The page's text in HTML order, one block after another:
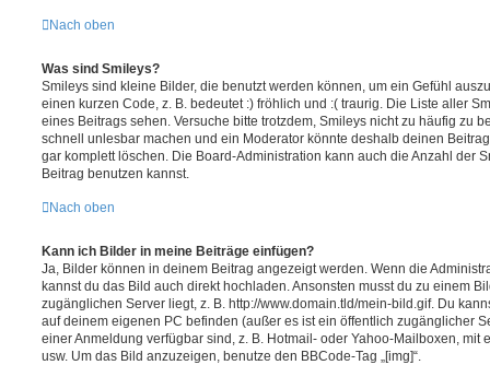
Nach oben
Was sind Smileys?
Smileys sind kleine Bilder, die benutzt werden können, um ein Gefühl
einen kurzen Code, z. B. bedeutet :) fröhlich und :( traurig. Die Liste aller
eines Beitrags sehen. Versuche bitte trotzdem, Smileys nicht zu häufig zu
schnell unlesbar machen und ein Moderator könnte deshalb deinen
gar komplett löschen. Die Board-Administration kann auch die Anzahl der
Beitrag benutzen kannst.
Nach oben
Kann ich Bilder in meine Beiträge einfügen?
Ja, Bilder können in deinem Beitrag angezeigt werden. Wenn die
kannst du das Bild auch direkt hochladen. Ansonsten musst du zu einem
zugänglichen Server liegt, z. B. http://www.domain.tld/mein-bild.gif. Du
auf deinem eigenen PC befinden (außer es ist ein öffentlich zugänglicher
einer Anmeldung verfügbar sind, z. B. Hotmail- oder Yahoo-Mailboxen, mit
usw. Um das Bild anzuzeigen, benutze den BBCode-Tag „[img]“.